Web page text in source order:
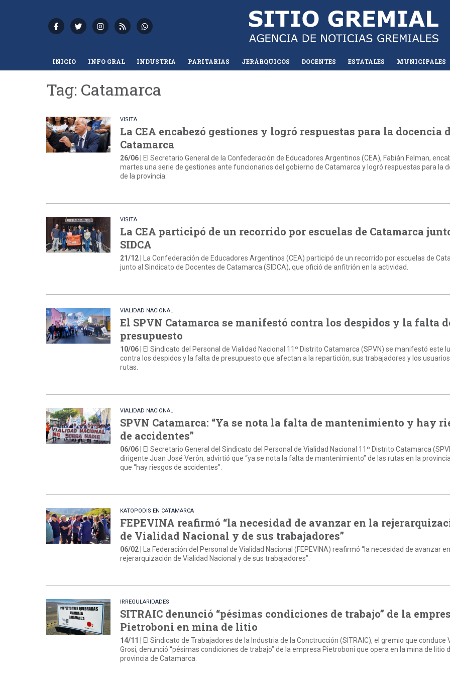
INICIO INFO GRAL INDUSTRIA PARITARIAS JERÁRQUICOS DOCENTES ESTATALES MUNICIPALES
Tag: Catamarca
VISITA
La CEA encabezó gestiones y logró respuestas para la docencia
Catamarca
26/06 | El Secretario General de la Confederación de Educadores Argentinos (CEA), Fabián Felman,
martes una serie de gestiones ante funcionarios del gobierno de Catamarca y logró respuestas para la
de la provincia.
VISITA
La CEA participó de un recorrido por escuelas de Catamarca
SIDCA
21/12 | La Confederación de Educadores Argentinos (CEA) participó de un recorrido por escuelas de
junto al Sindicato de Docentes de Catamarca (SIDCA), que ofició de anfitrión en la actividad.
VIALIDAD NACIONAL
El SPVN Catamarca se manifestó contra los despidos y la falta
presupuesto
10/06 | El Sindicato del Personal de Vialidad Nacional 11º Distrito Catamarca (SPVN) se manifestó este
contra los despidos y la falta de presupuesto que afectan a la repartición, sus trabajadores y los
rutas.
VIALIDAD NACIONAL
SPVN Catamarca: “Ya se nota la falta de mantenimiento y hay
de accidentes”
06/06 | El Secretario General del Sindicato del Personal de Vialidad Nacional 11º Distrito Catamarca
dirigente Juan José Verón, advirtió que “ya se nota la falta de mantenimiento” de las rutas en la
que “hay riesgos de accidentes”.
KATOPODIS EN CATAMARCA
FEPEVINA reafirmó “la necesidad de avanzar en la
de Vialidad Nacional y de sus trabajadores”
06/02 | La Federación del Personal de Vialidad Nacional (FEPEVINA) reafirmó “la necesidad de avanzar
rejerarquización de Vialidad Nacional y de sus trabajadores”.
IRREGULARIDADES
SITRAIC denunció “pésimas condiciones de trabajo” de la
Pietroboni en mina de litio
14/11
| El Sindicato de Trabajadores de la Industria de la Conctrucción (SITRAIC), el gremio que conduce
Grosi, denunció “pésimas condiciones de trabajo” de la empresa Pietroboni que opera en la mina de litio
provincia de Catamarca.